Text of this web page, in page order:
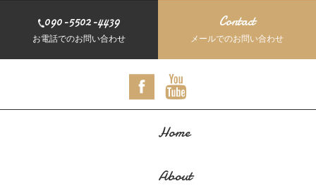
090-5502-4439
お電話でのお問い合わせ
Contact
メールでのお問い合わせ
Home
About